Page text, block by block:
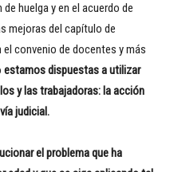
huelga y en el acuerdo de
mejoras del capítulo de
convenio de docentes y más
estamos dispuestas a utilizar
y las trabajadoras: la acción
judicial.
el problema que ha